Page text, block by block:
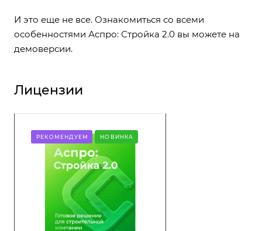
И это еще не все. Ознакомиться со всеми
особенностями Аспро: Стройка 2.0 вы можете на
демоверсии.
Лицензии
РЕКОМЕНДУЕМ НОВИНКА